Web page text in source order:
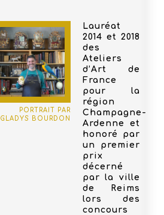
PORTRAIT PAR
GLADYS BOURDON
Lauréat
2014 et 2018
des
Ateliers
d’Art de
France
pour la
région
Champagne-
Ardenne et
honoré par
un premier
prix
décerné
par la ville
de Reims
lors des
concours